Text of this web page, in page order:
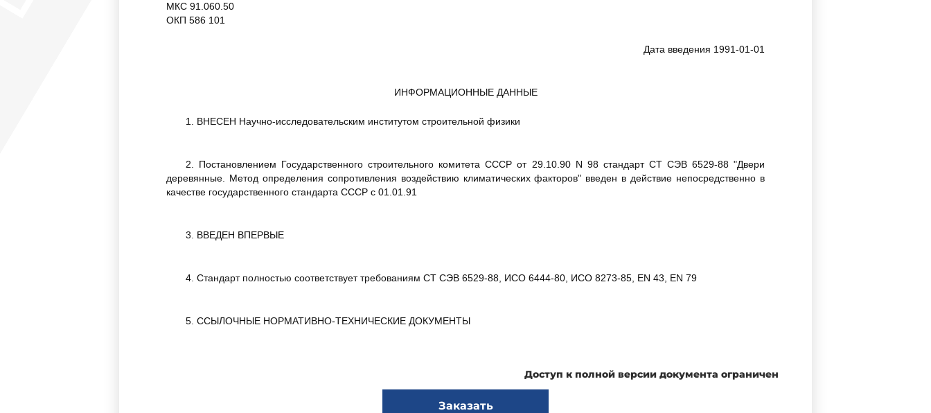
МКС 91.060.50
ОКП 586 101
Дата введения 1991-01-01
ИНФОРМАЦИОННЫЕ ДАННЫЕ
1. ВНЕСЕН Научно-исследовательским институтом строительной физики
2. Постановлением Государственного строительного комитета СССР от 29.10.90 N 98 стандарт СТ СЭВ 6529-88 "Двери
деревянные. Метод определения сопротивления воздействию климатических факторов" введен в действие непосредственно в
качестве государственного стандарта СССР с 01.01.91
3. ВВЕДЕН ВПЕРВЫЕ
4. Стандарт полностью соответствует требованиям СТ СЭВ 6529-88, ИСО 6444-80, ИСО 8273-85, EN 43, EN 79
5. ССЫЛОЧНЫЕ НОРМАТИВНО-ТЕХНИЧЕСКИЕ ДОКУМЕНТЫ
Номер раздела, пункта
Доступ к полной версии документа ограничен
Заказать